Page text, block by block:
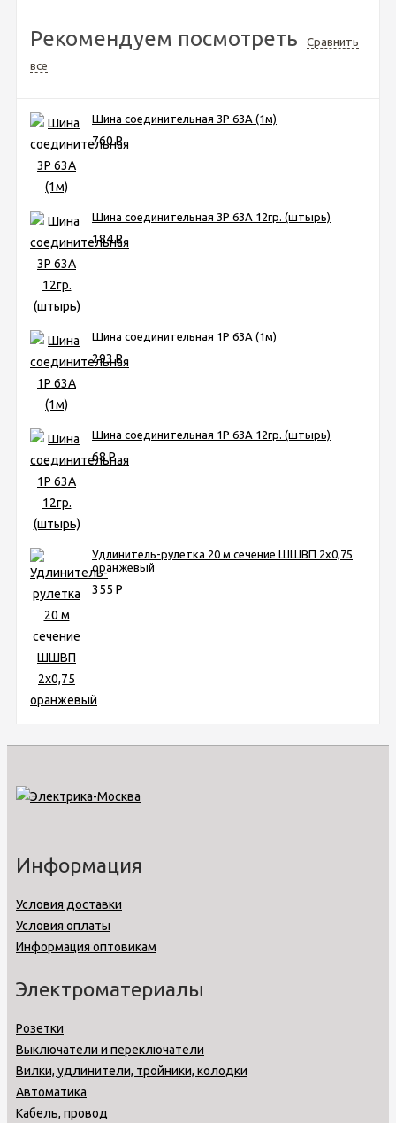
Рекомендуем посмотреть
Сравнить
все
Шина соединительная 3Р 63А (1м)
760Р
Шина соединительная 3Р 63А 12гр. (штырь)
184Р
Шина соединительная 1Р 63А (1м)
293Р
Шина соединительная 1Р 63А 12гр. (штырь)
68 Р
Удлинитель-рулетка 20 м сечение ШШВП 2х0,75
оранжевый
355 Р
Информация
Условия доставки
Условия оплаты
Информация оптовикам
Электроматериалы
Розетки
Выключатели и переключатели
Вилки, удлинители, тройники, колодки
Автоматика
Кабель, провод